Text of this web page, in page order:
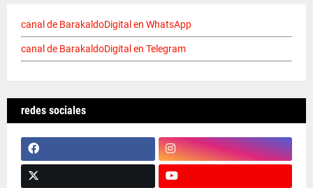
canal de BarakaldoDigital en WhatsApp
canal de BarakaldoDigital en Telegram
redes sociales